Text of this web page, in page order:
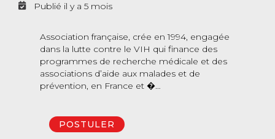
Publié il y a 5 mois
Association française, crée en 1994, engagée
dans la lutte contre le VIH qui finance des
programmes de recherche médicale et des
associations d’aide aux malades et de
prévention, en France et �…
POSTULER